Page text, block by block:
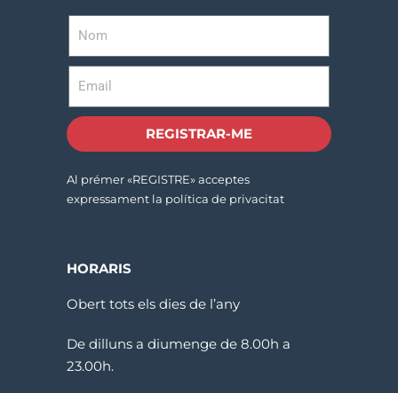
REGISTRAR-ME
Al prémer «REGISTRE» acceptes
expressament la política de privacitat
HORARIS
Obert tots els dies de l’any
De dilluns a diumenge de 8.00h a
23.00h.